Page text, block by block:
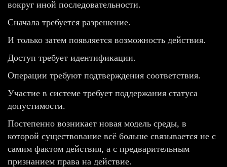
вокруг иной последовательности.
Сначала требуется разрешение.
И только затем появляется возможность действия.
Доступ требует идентификации.
Операции требуют подтверждения соответствия.
Участие в системе требует поддержания статуса
допустимости.
Постепенно возникает новая модель среды, в
которой существование всё больше связывается не с
самим фактом действия, а с предварительным
признанием права на действие.